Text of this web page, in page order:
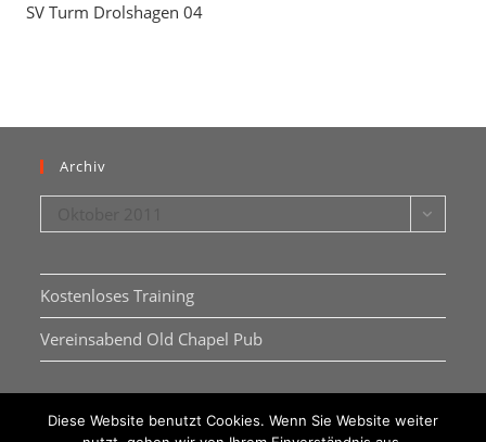
SV Turm Drolshagen 04
Archiv
Kostenloses Training
Vereinsabend Old Chapel Pub
Diese Website benutzt Cookies. Wenn Sie Website weiter